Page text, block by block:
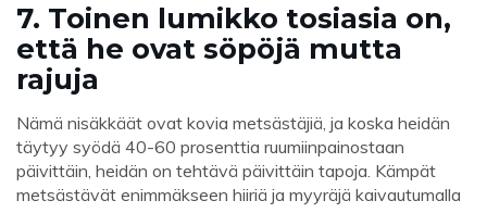
7. Toinen lumikko tosiasia on,
että he ovat söpöjä mutta
rajuja
Nämä nisäkkäät ovat kovia metsästäjiä, ja koska heidän
täytyy syödä 40-60 prosenttia ruumiinpainostaan ​​
päivittäin, heidän on tehtävä päivittäin tapoja. Kämpät
metsästävät enimmäkseen hiiriä ja myyräjä kaivautumalla